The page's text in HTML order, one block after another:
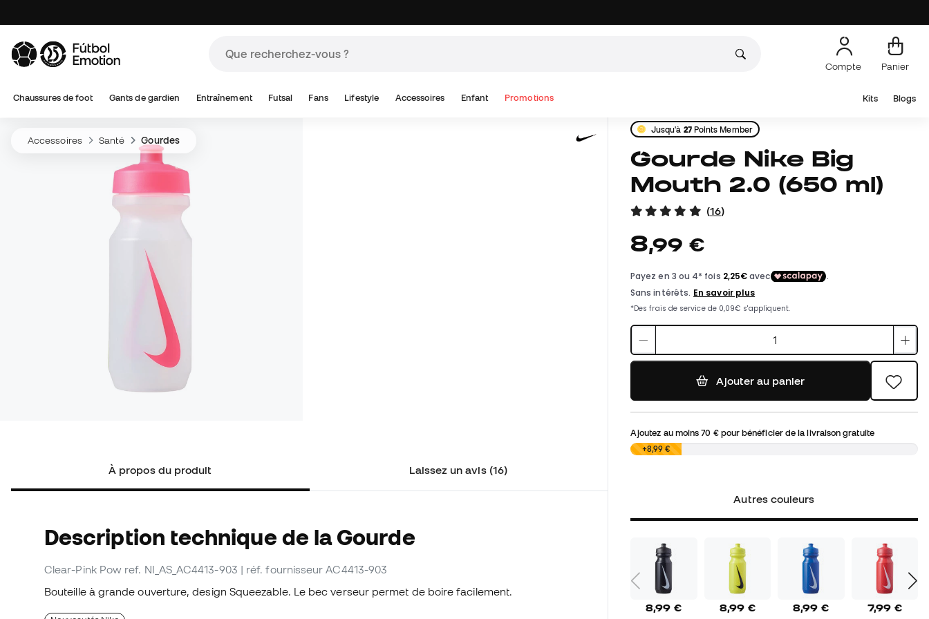
Compte Panier
Chaussures de foot Gants de gardien Entraînement Futsal Fans Lifestyle Accessoires Enfant Promotions Kits Blogs
Accessoires Santé Gourdes
À propos du produit Laissez un avis (16)
Description technique de la Gourde
Clear-Pink Pow ref. NI_AS_AC4413-903 | réf. fournisseur AC4413-903
Bouteille à grande ouverture, design Squeezable. Le bec verseur permet de boire facilement.
Jusqu'à 27Points Member
Gourde Nike Big
Mouth 2.0 (650 ml)
(16)
8,99 €
Ajouter au panier
Ajoutez au moins70 €pour bénéficier de la livraison gratuite
0,00 €+8,99 €
Autres couleurs
8,99 € 8,99 € 8,99 € 7,99 €